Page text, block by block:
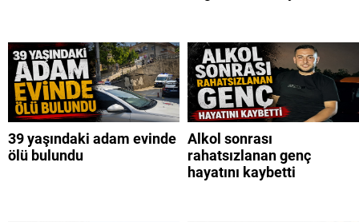
39 yaşındaki adam evinde
ölü bulundu
Alkol sonrası
rahatsızlanan genç
hayatını kaybetti